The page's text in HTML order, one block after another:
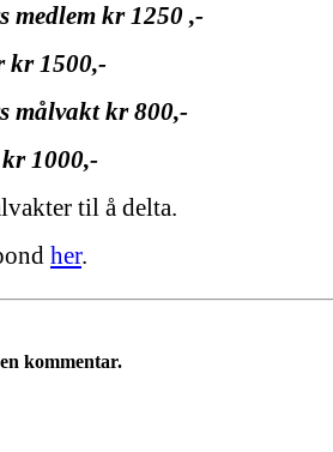
medlem kr 1250 ,-
kr 1500,-
målvakt kr 800,-
1000,-
til å delta.
her.
kommentar.